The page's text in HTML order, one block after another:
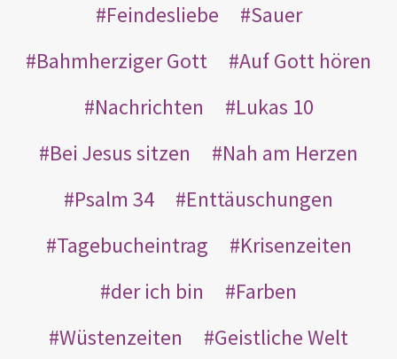
Feindesliebe
Sauer
Bahmherziger Gott
Auf Gott hören
Nachrichten
Lukas 10
Bei Jesus sitzen
Nah am Herzen
Psalm 34
Enttäuschungen
Tagebucheintrag
Krisenzeiten
der ich bin
Farben
Wüstenzeiten
Geistliche Welt